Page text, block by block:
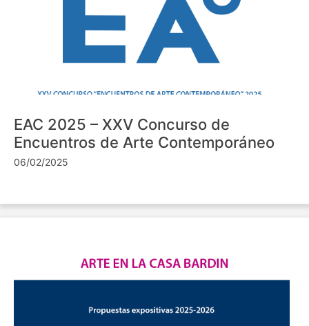
EAC 2025 – XXV Concurso de
Encuentros de Arte Contemporáneo
06/02/2025